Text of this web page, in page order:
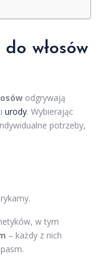
włosów
odgrywają
i urody. Wybierając
potrzeby,
w tym
– każdy z nich